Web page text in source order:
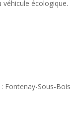
écologique.
Fontenay-Sous-Bois